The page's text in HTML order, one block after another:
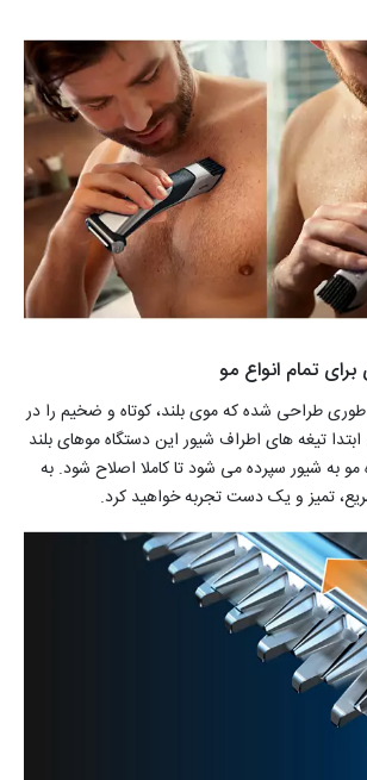
تمام انواع مو
طوری طراحی شده که موی بلند، کوتاه و ضخیم را در
تیغه های اطراف شیور این دستگاه موهای بلند
مو به شیور سپرده می شود تا کاملا اصلاح شود. به
تمیز و یک دست تجربه خواهید کرد.